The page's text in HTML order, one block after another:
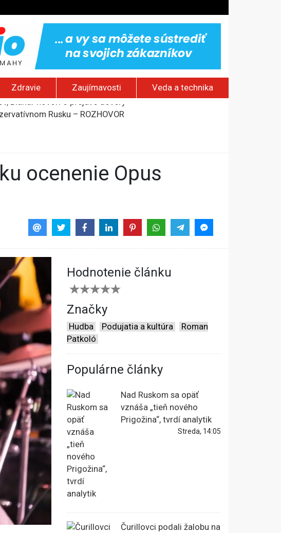
Zdravie Zaujímavosti Veda a technika
Rusku – ROZHOVOR
prístavov
Hodnotenie článku
Značky
Hudba Podujatia a kultúra
Roman
Patkoló
Populárne články
Nad Ruskom sa opäť
vznáša „tieň nového
Prigožina“, tvrdí analytik
Streda, 14:05
Čurillovci podali žalobu na